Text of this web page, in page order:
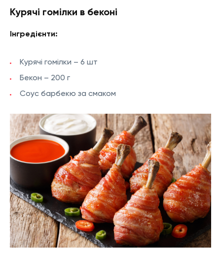
Курячі гомілки в беконі
Інгредієнти:
Курячі гомілки – 6 шт
Бекон – 200 г
Соус барбекю за смаком